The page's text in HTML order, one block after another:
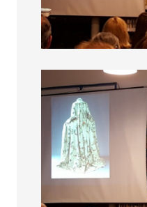
Fascino femminile